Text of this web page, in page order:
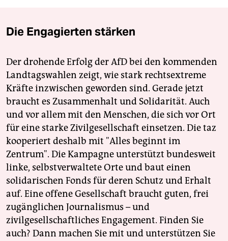
Die Engagierten stärken
Der drohende Erfolg der AfD bei den kommenden
Landtagswahlen zeigt, wie stark rechtsextreme
Kräfte inzwischen geworden sind. Gerade jetzt
braucht es Zusammenhalt und Solidarität. Auch
und vor allem mit den Menschen, die sich vor Ort
für eine starke Zivilgesellschaft einsetzen. Die taz
kooperiert deshalb mit "Alles beginnt im
Zentrum". Die Kampagne unterstützt bundesweit
linke, selbstverwaltete Orte und baut einen
solidarischen Fonds für deren Schutz und Erhalt
auf. Eine offene Gesellschaft braucht guten, frei
zugänglichen Journalismus – und
zivilgesellschaftliches Engagement. Finden Sie
auch? Dann machen Sie mit und unterstützen Sie